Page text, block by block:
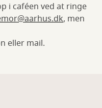
i caféen ved at ringe
, men
eller mail.